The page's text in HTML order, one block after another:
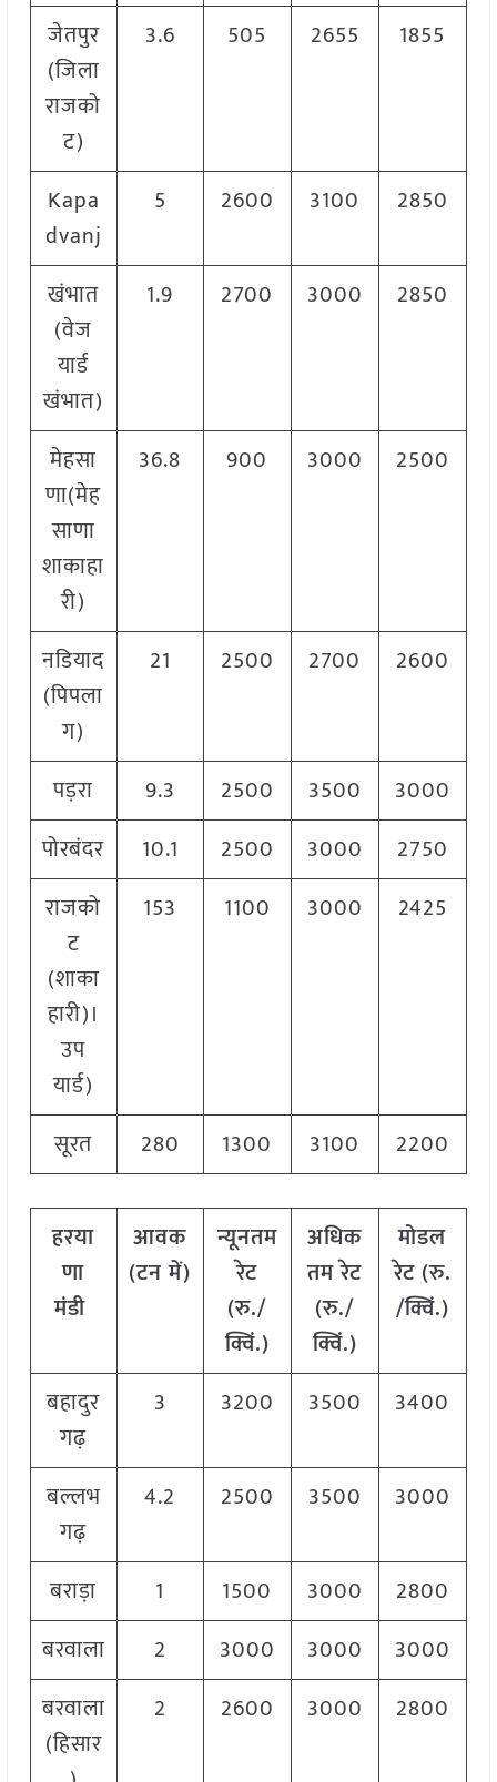
जेतपुर
(जिला
राजको
ट)
3.6 505 2655 1855
Kapa
dvanj
5 2600 3100 2850
खंभात
(वेज
यार्ड
खंभात)
1.9 2700 3000 2850
मेहसा
णा(मेह
साणा
शाकाहा
री)
36.8 900 3000 2500
नडियाद
(पिपला
ग)
21 2500 2700 2600
पड़रा 9.3 2500 3500
3000
पोरबंदर
10.1 2500 3000
2750
राजको
ट
(शाका
हारी)।
उप
यार्ड)
153 1100 3000 2425
सूरत 280 1300 3100 2200
हरया
णा
मंडी
आवक
(टन में)
न्यूनतम
रेट
(रु./
क्विं.)
अधिक
तम रेट
(रु./
क्विं.)
मोडल
रेट (रु.
/क्विं.)
बहादुर
गढ़
3 3200 3500 3400
बल्लभ
गढ़
4.2 2500 3500 3000
बराड़ा 1 1500 3000
2800
बरवाला
2 3000 3000
3000
बरवाला
(हिसार
2 2600 3000 2800